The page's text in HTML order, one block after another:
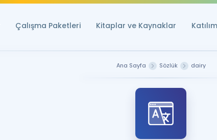
Çalışma Paketleri Kitaplar ve Kaynaklar
Ana Sayfa Sözlük dairy